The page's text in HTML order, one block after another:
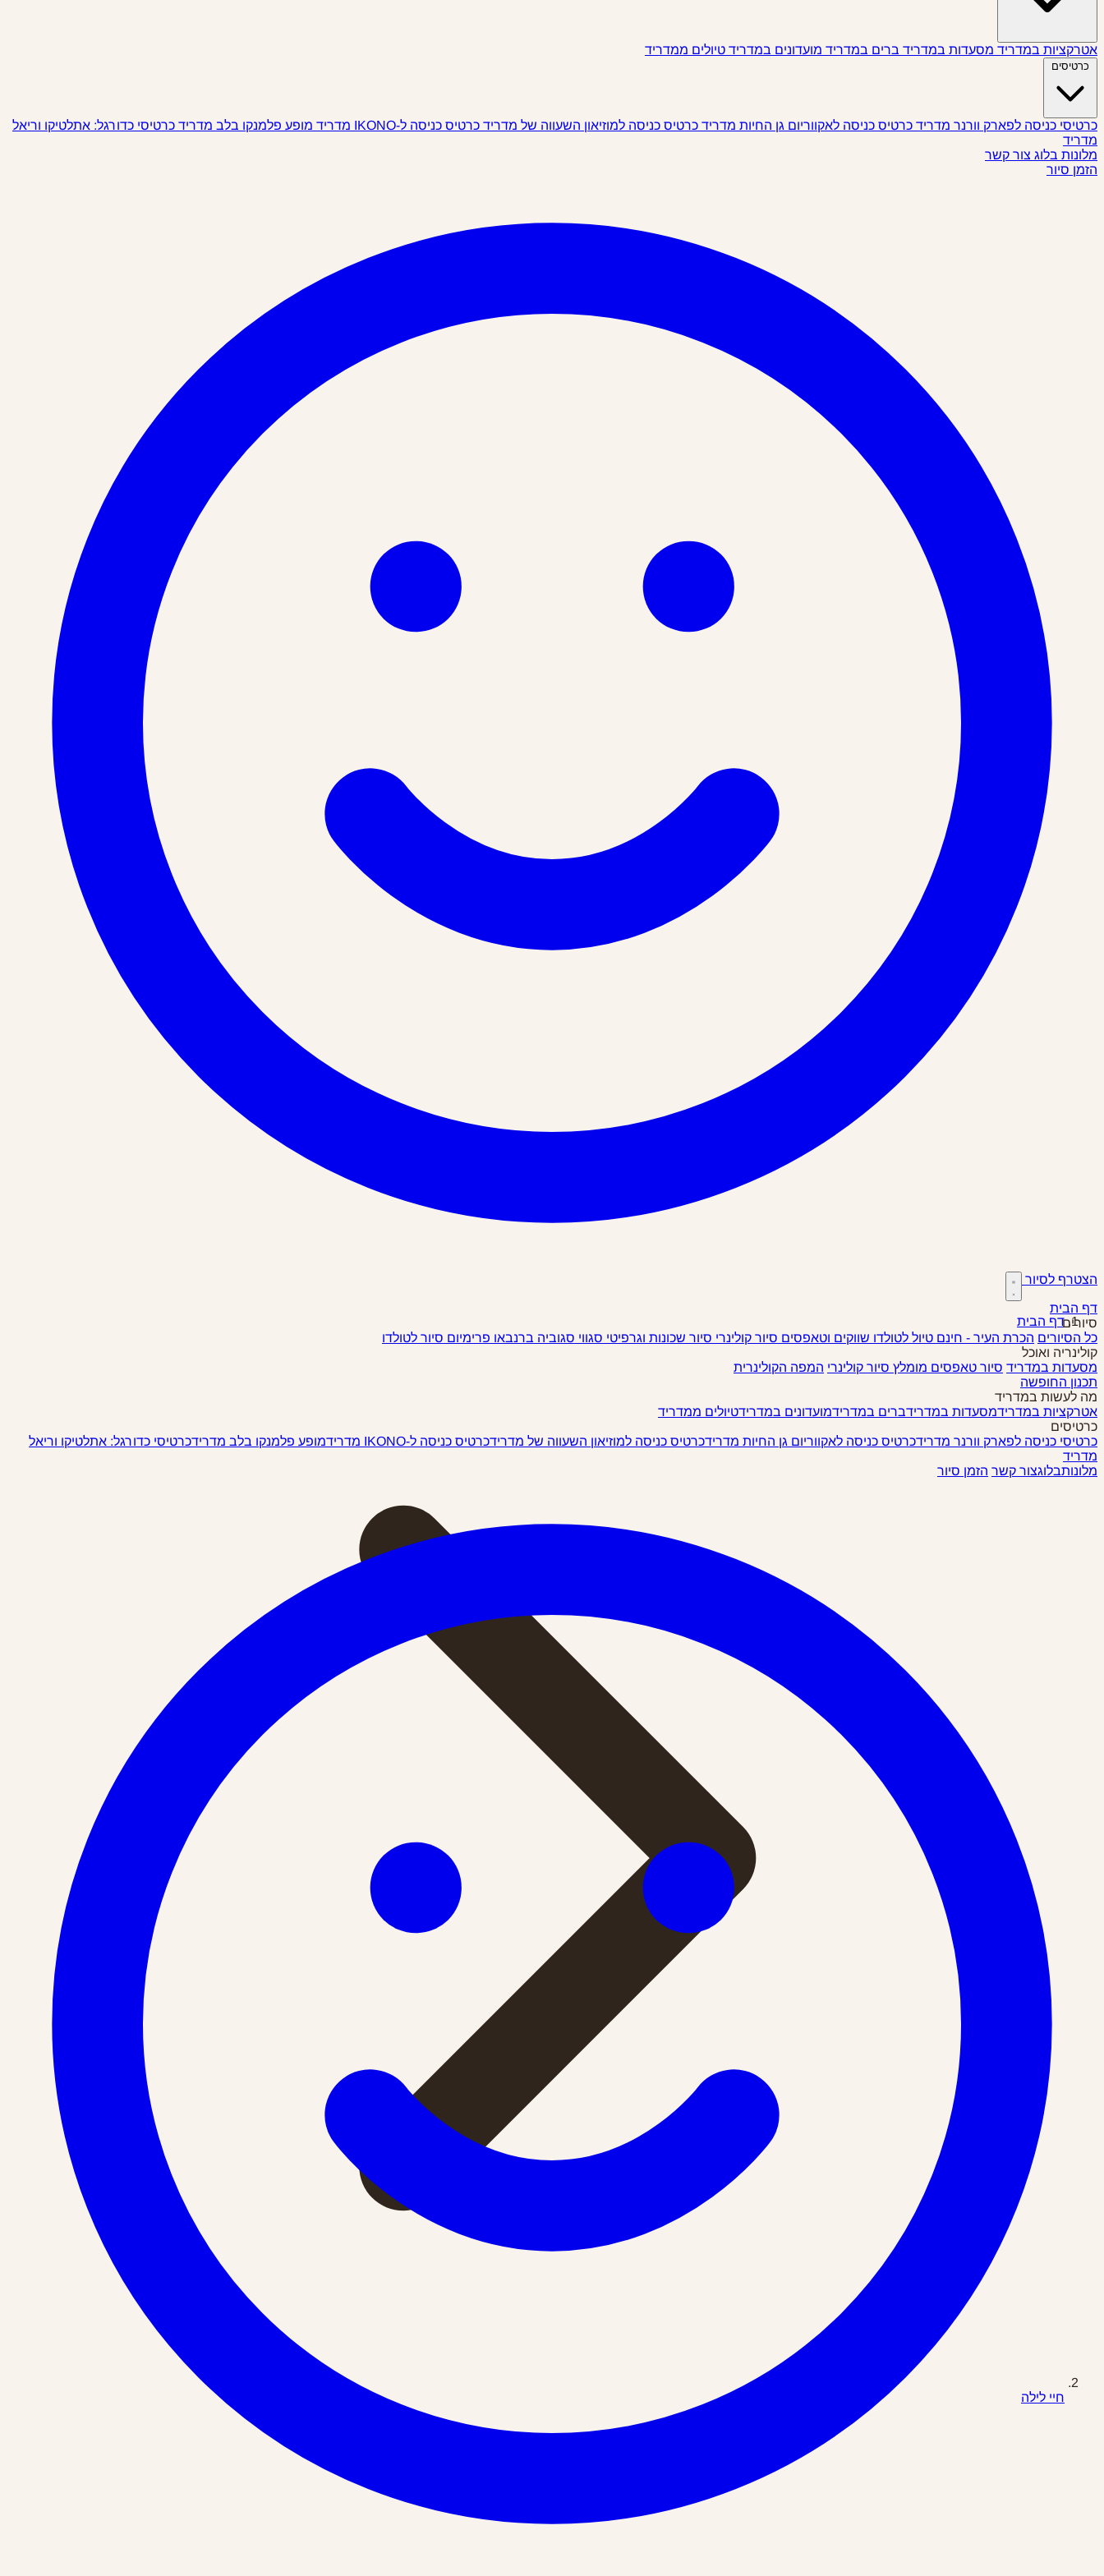
אטרקציות במדריד מסעדות במדריד ברים במדריד מועדונים במדריד טיולים ממדריד
כרטיסים
כרטיסי כניסה לפארק וורנר מדריד כרטיס כניסה לאקווריום גן החיות מדריד כרטיס כניסה למוזיאון השעווה של מדריד כרטיס כניסה ל-IKONO מדריד מופע פלמנקו בלב מדריד כרטיסי כדורגל: אתלטיקו וריאל
מדריד
מלונות בלוג צור קשר
הזמן סיור
הצטרף לסיור
דף הבית
סיורים
כל הסיורים הכרת העיר - חינם טיול לטולדו שווקים וטאפסים סיור קולינרי סיור שכונות וגרפיטי סגווי סגוביה ברנבאו פרימיום סיור לטולדו
קולינריה ואוכל
מסעדות במדריד סיור טאפסים מומלץ סיור קולינרי המפה הקולינרית
תכנון החופשה
מה לעשות במדריד
אטרקציות במדרידמסעדות במדרידברים במדרידמועדונים במדרידטיולים ממדריד
כרטיסים
כרטיסי כניסה לפארק וורנר מדרידכרטיס כניסה לאקווריום גן החיות מדרידכרטיס כניסה למוזיאון השעווה של מדרידכרטיס כניסה ל-IKONO מדריד מופע פלמנקו בלב מדרידכרטיסי כדורגל: אתלטיקו וריאל
מדריד
מלונותבלוגצור קשר הזמן סיור
דף הבית
חיי לילה